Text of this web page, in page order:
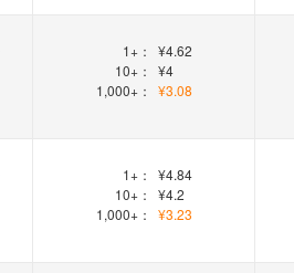
1+：
¥4.62
10+：
¥4
1,000+：
¥3.08
1+：
¥4.84
10+：
¥4.2
1,000+：
¥3.23